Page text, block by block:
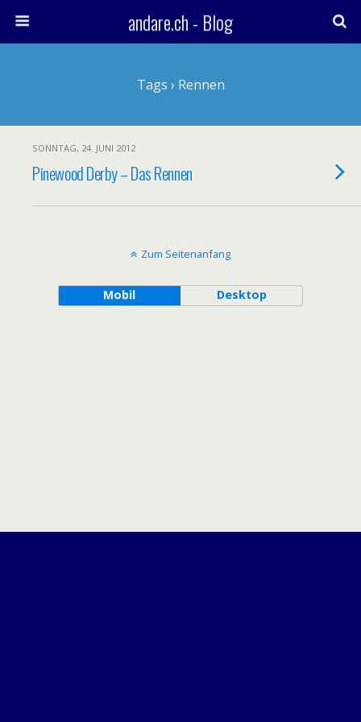
andare.ch - Blog
Tags › Rennen
SONNTAG, 24. JUNI 2012
Pinewood Derby – Das Rennen
Zum Seitenanfang
Mobil Desktop